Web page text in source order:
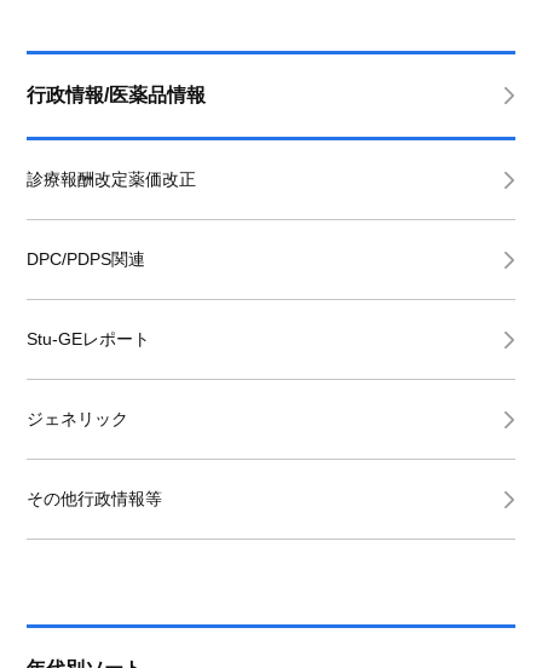
行政情報/医薬品情報
診療報酬改定薬価改正
DPC/PDPS関連
Stu-GEレポート
ジェネリック
その他行政情報等